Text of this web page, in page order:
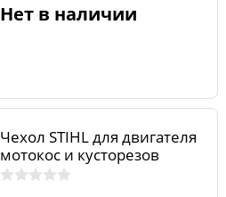
Нет в наличии
Чехол STIHL для двигателя
мотокос и кусторезов